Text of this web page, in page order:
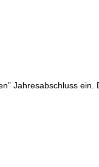
Jahresabschluss